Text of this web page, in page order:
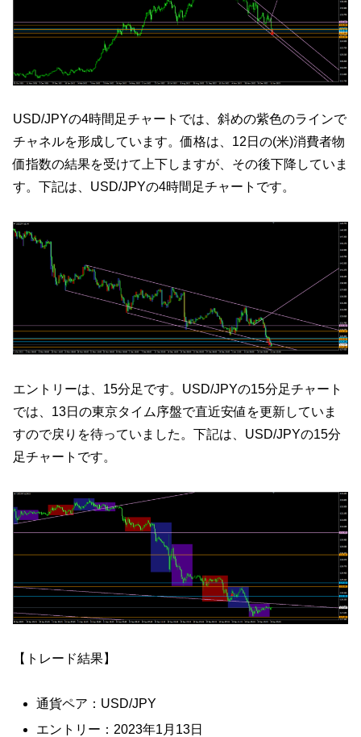
USD/JPYの4時間足チャートでは、斜めの紫色のラインで
チャネルを形成しています。価格は、12日の(米)消費者物
価指数の結果を受けて上下しますが、その後下降していま
す。下記は、USD/JPYの4時間足チャートです。
エントリーは、15分足です。USD/JPYの15分足チャート
では、13日の東京タイム序盤で直近安値を更新していま
すので戻りを待っていました。下記は、USD/JPYの15分
足チャートです。
【トレード結果】
通貨ペア：USD/JPY
エントリー：2023年1月13日